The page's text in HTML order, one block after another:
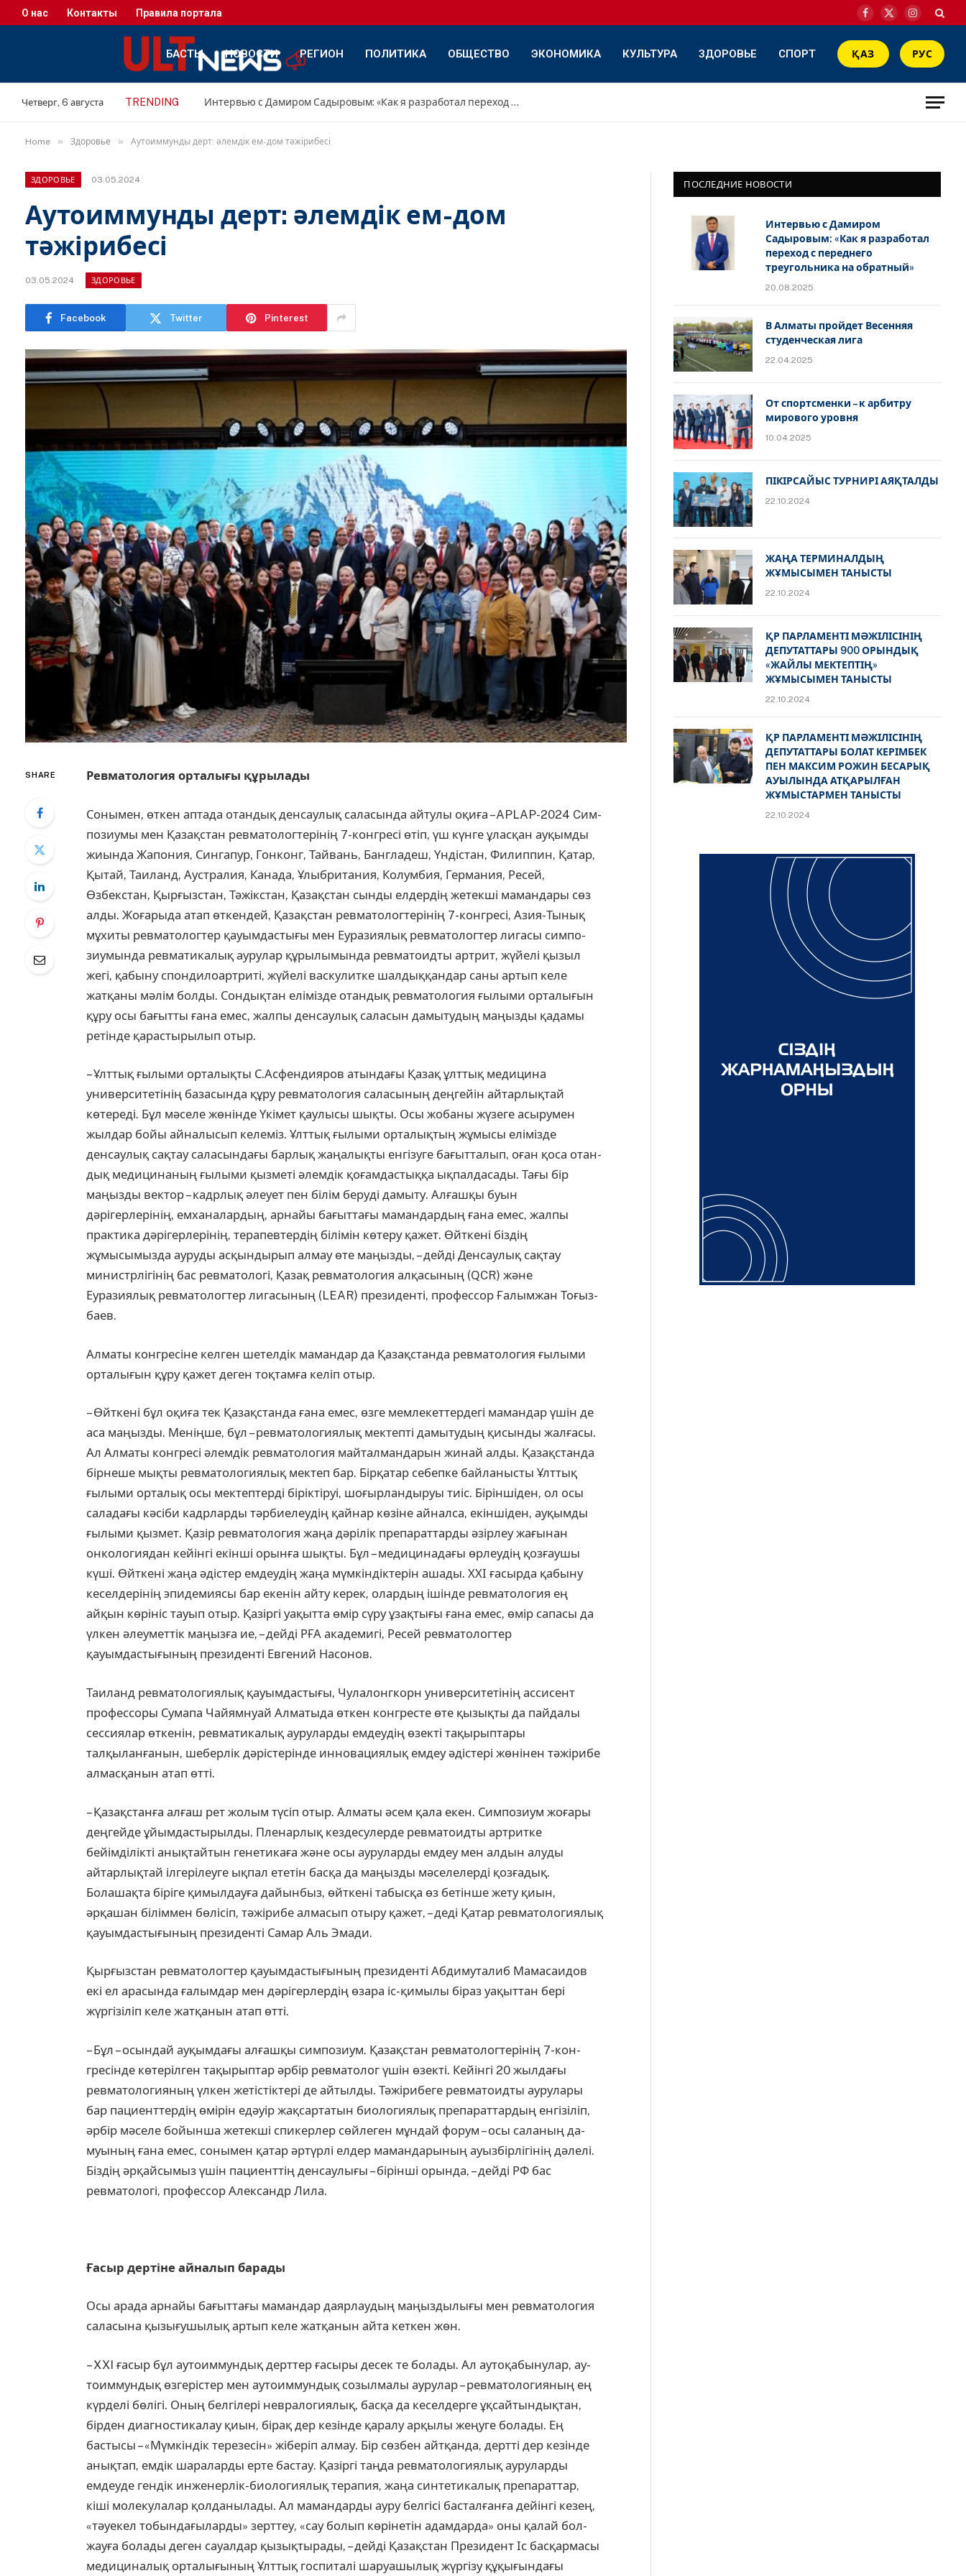
О нас Контакты Правила портала
Facebook
X
Instagram
БАСТЫ НОВОСТИ РЕГИОН ПОЛИТИКА ОБЩЕСТВО ЭКОНОМИКА КУЛЬТУРА ЗДОРОВЬЕ СПОРТ ҚАЗ РУС
Четверг, 6 августа TRENDING Интервью с Дамиром Садыровым: «Как я разработал переход с переднего треугольника на обратный»
Home » Здоровье » Аутоиммунды дерт: әлемдік ем-дом тәжірибесі
ЗДОРОВЬЕ 03.05.2024
Аутоиммунды дерт: әлемдік ем-дом
тәжірибесі
03.05.2024 ЗДОРОВЬЕ
Facebook Twitter Pinterest
SHARE Ревматология орталығы құрылады
Сонымен, өткен аптада отан­дық денсаулық саласында ай­тулы оқиға –APLAP-2024 Cим­
позиумы мен Қазақстан ревма­тологтерінің 7-конгресі өтіп, үш күнге ұласқан ауқымды
жиында Жапония, Сингапур, Гонконг, Тайвань, Бангладеш, Үн­дістан, Филиппин, Қатар,
Қы­тай, Таиланд, Аустралия, Кана­да, Ұлы­британия, Колумбия, Гер­мания, Ресей,
Өзбекстан, Қыр­ғыз­стан, Тәжікстан, Қазақстан сын­ды елдердің жетекші мамандары сөз
алды. Жоғарыда атап өткен­дей, Қазақстан ревмато­логтерінің 7-конгресі, Азия-Ты­нық
мұхиты ревматологтер қауымдастығы мен Еуразиялық ревматологтер лигасы симпо­
зиумында ревматикалық аурулар құрылымында ревма­тоидты артрит, жүйелі қызыл
жегі, қабыну спондилоартриті, жүйелі васкулитке шалдыққандар саны артып келе
жатқаны мәлім болды. Сондықтан елімізде отан­дық ревматология ғылыми орта­лығын
құру осы бағытты ғана емес, жалпы денсаулық саласын дамы­тудың маңызды қадамы
ретінде қарастырылып отыр.
– Ұлттық ғылыми орталықты С.Асфендияров атындағы Қазақ ұлт­тық медицина
универси­те­ті­нің базасында құру ревматология сала­сының деңгейін айтарлықтай
көтереді. Бұл мәселе жөнінде Үкімет қаулысы шықты. Осы жобаны жүзеге асырумен
жылдар бойы айналысып келеміз. Ұлттық ғылыми орталықтың жұмысы елі­мізде
денсаулық сақтау сала­сын­­дағы барлық жаңалықты енгі­зуге бағытталып, оған қоса отан­
дық медицинаның ғылыми қыз­меті әлемдік қоғамдастыққа ықпал­дасады. Тағы бір
маңызды вектор – кадрлық әлеует пен білім беруді дамыту. Алғашқы буын
дәрігерлерінің, емханалардың, арнайы бағыттағы мамандардың ғана емес, жалпы
практика дәрі­герлерінің, терапевтердің білі­мін көтеру қажет. Өйткені біз­дің
жұмысымызда ауруды асқын­дырып алмау өте маңызды, – дей­­ді Денсаулық сақтау
минис­тр­­лі­гінің бас ревматологі, Қазақ рев­­матология алқасының (QCR) және
Еуразиялық ревматологтер лига­сының (LEAR) президенті, профессор Ғалымжан То­ғыз­
баев.
Алматы конгресіне келген шетелдік мамандар да Қазақ­станда ревматология ғылыми
орталығын құру қажет деген тоқтамға келіп отыр.
– Өйткені бұл оқиға тек Қа­зақстанда ғана емес, өзге мем­ле­кеттердегі мамандар үшін де
аса маңызды. Меніңше, бұл – рев­­матологиялық мектепті да­мы­­тудың қисынды жалғасы.
Ал Ал­маты конгресі әлемдік ревма­то­логия майталмандарын жинай алды. Қазақстанда
бірнеше мықты ревматологиялық мектеп бар. Бірқатар себепке байланыс­ты Ұлттық
ғылыми орталық осы мектептерді біріктіруі, шоғыр­ландыруы тиіс. Біріншіден, ол осы
саладағы кәсіби кадрларды тәрбиелеудің қайнар көзіне ай­налса, екіншіден, ауқымды
ғы­лыми қызмет. Қазір ревматология жаңа дәрілік препараттарды әзірлеу жағынан
онкологиядан кейінгі екінші орынға шықты. Бұл – медицинадағы өрлеудің қозғаушы
күші. Өйткені жаңа әдіс­тер емдеудің жаңа мүмкін­діктерін ашады. ХХІ ғасырда қабыну
кеселдерінің эпидемиясы бар екенін айту керек, олардың ішінде ревматология ең
айқын көрініс тауып отыр. Қазіргі уа­қыт­та өмір сүру ұзақтығы ғана емес, өмір сапасы да
үлкен әлеу­мет­тік маңызға ие, – дейді РҒА академигі, Ресей ревматологтер
қауымдастығының президенті Евгений Насонов.
Таиланд ревматологиялық қауымдастығы, Чулалонгкорн университетінің ассисент
профессоры Сумапа Чайямнуай Алматыда өткен конгресте өте қызықты да пайдалы
сессиялар өткенін, ревматикалық ауруларды емдеудің өзекті тақырыптары
талқыланғанын, шеберлік дәріс­терінде инновациялық емдеу әдістері жөнінен тәжірибе
алмас­қанын атап өтті.
– Қазақстанға алғаш рет жолым түсіп отыр. Алматы әсем қала екен. Симпозиум жоғары
деңгейде ұйымдастырылды. Пле­нар­лық кездесулерде ревматоидты артритке
бейімділікті анық­тайтын генетикаға және осы ауруларды емдеу мен алдын алуды
айтарлықтай ілгерілеуге ықпал ететін басқа да маңызды мәселелерді қозғадық.
Болашақта біріге қимылдауға дайынбыз, өйткені табысқа өз бетінше жету қиын,
әрқашан біліммен бөлісіп, тәжірибе алмасып отыру қажет, – деді Қатар ревматологиялық
қауымдастығының президенті Самар Аль Эмади.
Қырғызстан ревматологтер қауымдастығының президенті Аб­димуталиб Мамасаидов
екі ел арасында ғалымдар мен дәрігер­лердің өзара іс-қимылы біраз уақыттан бері
жүргізіліп келе жатқанын атап өтті.
– Бұл – осындай ауқымдағы алғашқы симпозиум. Қазақ­стан ревматологтерінің 7-кон­
гресінде көтерілген тақы­рып­тар әрбір ревматолог үшін өзек­ті. Кейінгі 20 жылдағы
ревмато­логияның үлкен жетіс­тіктері де айтылды. Тәжірибеге ревматоидты аурулары
бар пациент­тердің өмірін едәуір жақсартатын биологиялық препараттардың енгізіліп,
әрбір мәселе бойын­­ша жетекші спикерлер сөйле­ген мұндай форум – осы саланың да­
муының ғана емес, сонымен қатар әртүрлі елдер мамандарының ауызбірлігінің дәлелі.
Біздің әрқайсымыз үшін пациенттің денсаулығы – бірінші орында, – дейді РФ бас
ревматологі, профессор Александр Лила.
Ғасыр дертіне айналып барады
Осы арада арнайы бағыттағы мамандар даярлаудың маңыз­дылығы мен ревматология
саласына қызығушылық артып келе жатқанын айта кеткен жөн.
– XXI ғасыр бұл аутоиммундық дерттер ғасыры десек те болады. Ал аутоқабынулар, ау­
тоим­мун­дық өзгерістер мен аутоим­­мундық созылмалы ауру­лар – рев­матологияның ең
күрде­лі бөлігі. Оның белгілері неврало­гия­лық, басқа да кеселдер­ге ұқсайтындықтан,
бірден диаг­нос­тикалау қиын, бірақ дер кезін­де қаралу арқылы жеңуге болады. Ең
бастысы – «Мүмкіндік тере­зесін» жіберіп алмау. Бір сөзбен айтқанда, дертті дер кезін­де
анықтап, емдік шараларды ерте бастау. Қазіргі таңда ревма­тологиялық ауруларды
емдеуде гендік инженерлік-биологиялық терапия, жаңа синтетикалық препараттар,
кіші молекулалар қолданылады. Ал мамандар­ды ауру белгісі басталғанға дейінгі кезең,
«тәуекел тобындағы­лар­ды» зерттеу, «сау болып көріне­тін адамдарда» оны қалай бол­
жауға болады деген сауалдар қызықтырады, – дейді Қазақстан Пре­зидент Іс басқармасы
меди­циналық орталығының Ұлттық госпиталі шаруашылық жүргізу құқығындағы
ПОСЛЕДНИЕ НОВОСТИ
Интервью с Дамиром
Садыровым: «Как я разработал
переход с переднего
треугольника на обратный»
20.08.2025
В Алматы пройдет Весенняя
студенческая лига
22.04.2025
От спортсменки – к арбитру
мирового уровня
10.04.2025
ПІКІРСАЙЫС ТУРНИРІ АЯҚТАЛДЫ
22.10.2024
ЖАҢА ТЕРМИНАЛДЫҢ
ЖҰМЫСЫМЕН ТАНЫСТЫ
22.10.2024
ҚР ПАРЛАМЕНТІ МӘЖІЛІСІНІҢ
ДЕПУТАТТАРЫ 900 ОРЫНДЫҚ
«ЖАЙЛЫ МЕКТЕПТІҢ»
ЖҰМЫСЫМЕН ТАНЫСТЫ
22.10.2024
ҚР ПАРЛАМЕНТІ МӘЖІЛІСІНІҢ
ДЕПУТАТТАРЫ БОЛАТ КЕРІМБЕК
ПЕН МАКСИМ РОЖИН БЕСАРЫҚ
АУЫЛЫНДА АТҚАРЫЛҒАН
ЖҰМЫСТАРМЕН ТАНЫСТЫ
22.10.2024